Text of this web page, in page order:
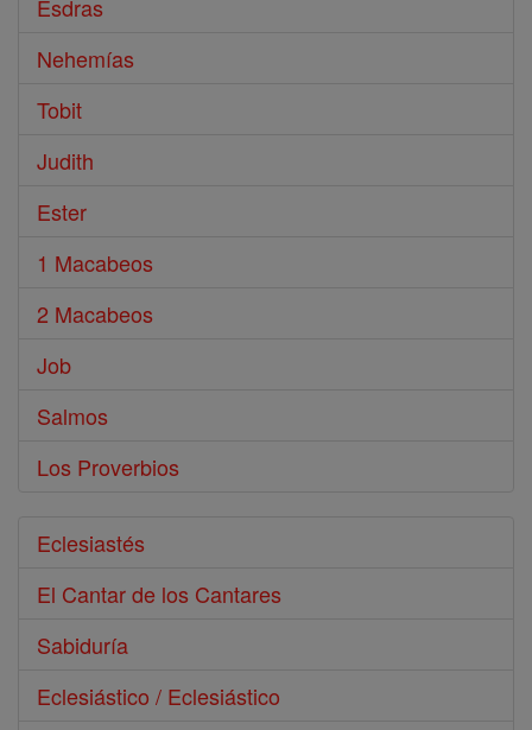
Esdras
Nehemías
Tobit
Judith
Ester
1 Macabeos
2 Macabeos
Job
Salmos
Los Proverbios
Eclesiastés
El Cantar de los Cantares
Sabiduría
Eclesiástico / Eclesiástico